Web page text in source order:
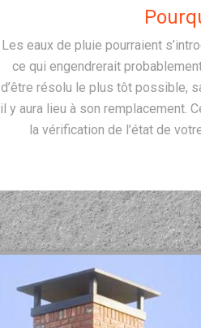
Les eaux de pluie pourraient
ce qui engendrerait
d’être résolu le plus tôt possible,
il y aura lieu à son remplacement.
la vérification de l’état de